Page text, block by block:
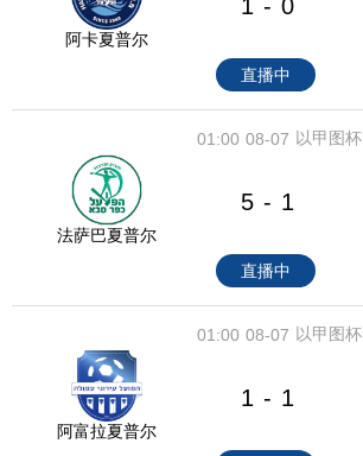
阿卡夏普尔
1 - 0
直播中
08-07
01:00 以甲图杯
法萨巴夏普尔
5 - 1
直播中
08-07
01:00 以甲图杯
阿富拉夏普尔
1 - 1